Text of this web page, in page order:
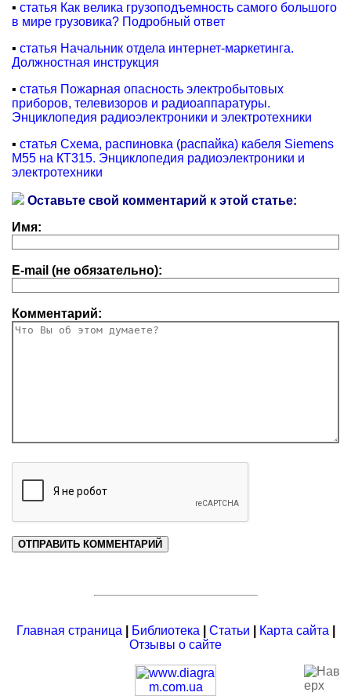
▪ статья Как велика грузоподъемность самого большого
в мире грузовика? Подробный ответ
▪ статья Начальник отдела интернет-маркетинга.
Должностная инструкция
▪ статья Пожарная опасность электробытовых
приборов, телевизоров и радиоаппаратуры.
Энциклопедия радиоэлектроники и электротехники
▪ статья Схема, распиновка (распайка) кабеля Siemens
M55 на КТ315. Энциклопедия радиоэлектроники и
электротехники
Оставьте свой комментарий к этой статье:
Имя:
E-mail (не обязательно):
Комментарий:
Главная страница Библиотека Статьи Карта сайта
Отзывы о сайте